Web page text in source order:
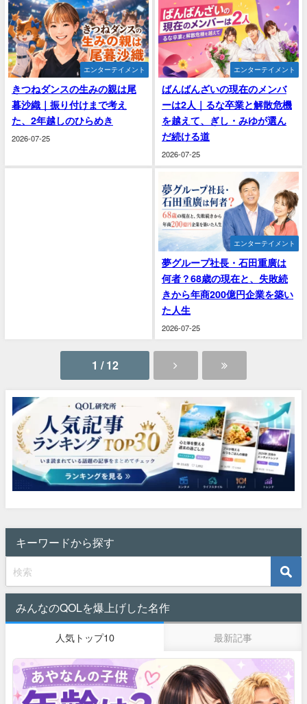
エンターテイメント
きつねダンスの生みの親は尾
暮沙織｜振り付けまで考え
た、2年越しのひらめき
2026-07-25
エンターテイメント
ばんばんざいの現在のメンバ
ーは2人｜るな卒業と解散危機
を越えて、ぎし・みゆが選ん
だ続ける道
2026-07-25
エンターテイメント
夢グループ社長・石田重廣は
何者？68歳の現在と、失敗続
きから年商200億円企業を築い
た人生
2026-07-25
1 / 12
キーワードから探す
みんなのQOLを爆上げした名作
人気トップ10 最新記事